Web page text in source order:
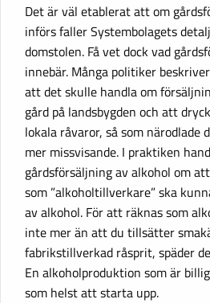
Det är väl etablerat att om
införs faller Systembolagets
domstolen. Få vet dock vad
innebär. ​Många politiker
att det skulle handla om
gård på landsbygden och att
lokala råvaror, så som närodlade
mer missvisande. I praktiken
gårdsförsäljning av alkohol om
som ”alkoholtillverkare” ska
av alkohol. För att räknas som
inte mer än att du tillsätter
fabrikstillverkad råsprit, späder
En alkoholproduktion som är
som helst att starta upp.